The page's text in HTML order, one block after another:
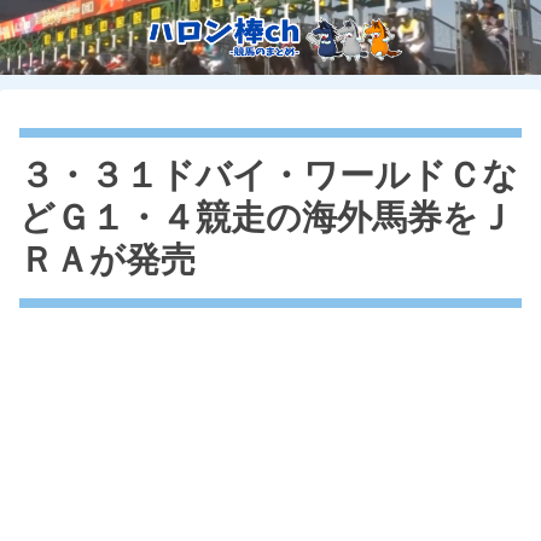
３・３１ドバイ・ワールドＣな
どＧ１・４競走の海外馬券をＪ
ＲＡが発売